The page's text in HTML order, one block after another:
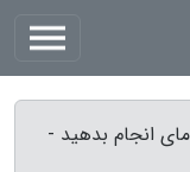
انجام بدهید -